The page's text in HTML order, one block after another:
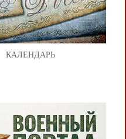
КАЛЕНДАРЬ